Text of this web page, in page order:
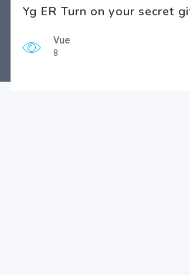
Yg ER Turn on your secret
Vue
8